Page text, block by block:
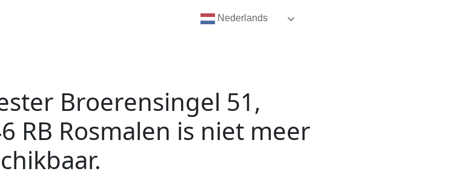
Broerensingel 51,
RB Rosmalen is niet meer
Nederlands